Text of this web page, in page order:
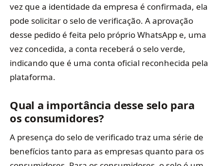
vez que a identidade da empresa é confirmada, ela
pode solicitar o selo de verificação. A aprovação
desse pedido é feita pelo próprio WhatsApp e, uma
vez concedida, a conta receberá o selo verde,
indicando que é uma conta oficial reconhecida pela
plataforma.
Qual a importância desse selo para
os consumidores?
A presença do selo de verificado traz uma série de
benefícios tanto para as empresas quanto para os